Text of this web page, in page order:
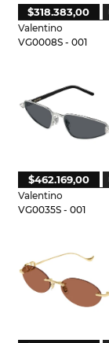
Valentino
VG0008S - 001
$318.383,00
Valentino
VG0035S - 001
$462.169,00